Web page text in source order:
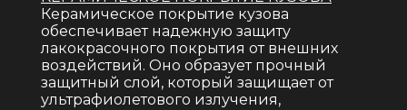
керамическое покрытие кузова
обеспечивает надежную защиту
лакокрасочного покрытия от внешних
воздействий. Оно образует прочный
защитный слой, который защищает от
ультрафиолетового излучения,